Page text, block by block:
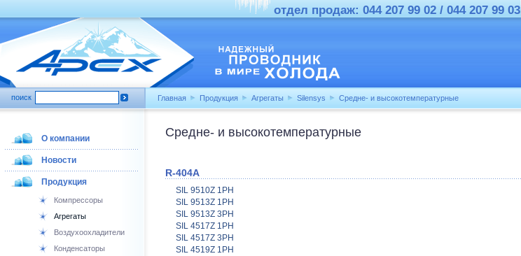
отдел продаж: 044 207 99 02 / 044 207 99 03
поиск Главная Продукция Агрегаты Silensys Средне- и высокотемпературные
О компании
Новости
Продукция
Компрессоры
Агрегаты
Воздухоохладители
Конденсаторы
Средне- и высокотемпературные
R-404A
SIL 9510Z 1PH
SIL 9513Z 1PH
SIL 9513Z 3PH
SIL 4517Z 1PH
SIL 4517Z 3PH
SIL 4519Z 1PH